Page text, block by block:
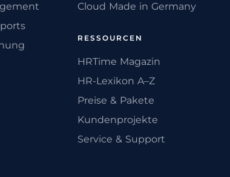
Cloud Made in Germany
RESSOURCEN
HRTime Magazin
HR-Lexikon A–Z
Preise & Pakete
Kundenprojekte
Service & Support